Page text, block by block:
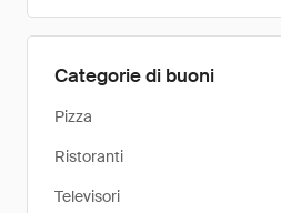
Categorie di buoni
Pizza
Ristoranti
Televisori